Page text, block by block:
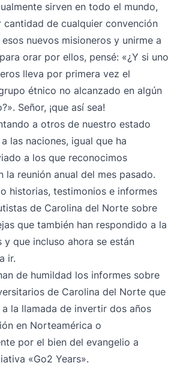
sirven en todo el mundo,
cantidad de cualquier convención
nuevos misioneros y unirme a
orar por ellos, pensé: «¿Y si uno
lleva por primera vez el
étnico no alcanzado en algún
Señor, ¡que así sea!
a otros de nuestro estado
las naciones, igual que ha
a los que reconocimos
la reunión anual del mes pasado.
historias, testimonios e informes
de Carolina del Norte sobre
que también han respondido a la
y que incluso ahora se están
ir.
de humildad los informes sobre
de Carolina del Norte que
la llamada de invertir dos años
en Norteamérica o
por el bien del evangelio a
«Go2 Years».